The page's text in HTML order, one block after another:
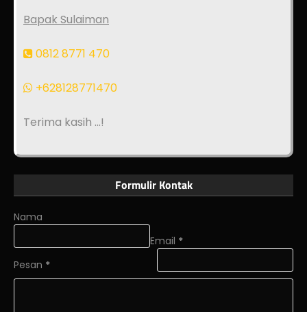
Bapak Sulaiman
0812 8771 470
+628128771470
Terima kasih ...!
Formulir Kontak
Nama
Email *
Pesan *